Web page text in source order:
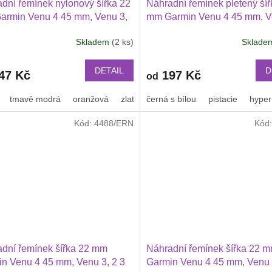
řemínek nylonový šířka 22
Venu 4 45 mm, Venu 3,
GTR 47 mm a další
Skladem (2 ks)
Kč DETAIL
tmavě modrá oranžová zlatá oranžová s černým proužkem
Náhradní řemínek pletený
mm Garmin Venu 4 45 mm,
PRO Xiaomi GTR 47 mm a
je
z
5
od 197 Kč
černá s bílou pistacie
řemínek šířka 22 mm
Venu 4 45 mm, Venu 3, 2 3
Kód: 4488/ERN
Náhradní řemínek šířka 22
Garmin Venu 4 45 mm, Venu